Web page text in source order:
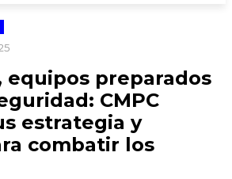
equipos preparados
CMPC
estrategia y
combatir los